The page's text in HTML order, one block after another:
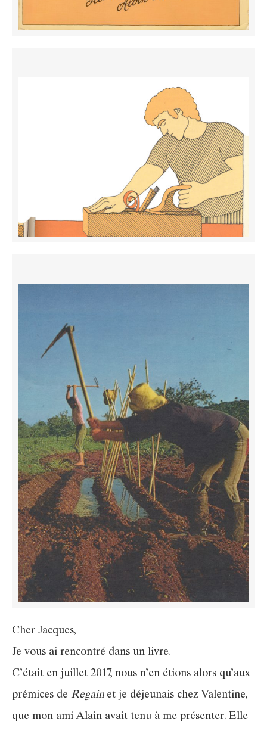
Cher Jacques,
Je vous ai rencontré dans un livre.
C’était en juillet 2017, nous n’en étions alors qu’aux
prémices de Regain et je déjeunais chez Valentine,
que mon ami Alain avait tenu à me présenter. Elle